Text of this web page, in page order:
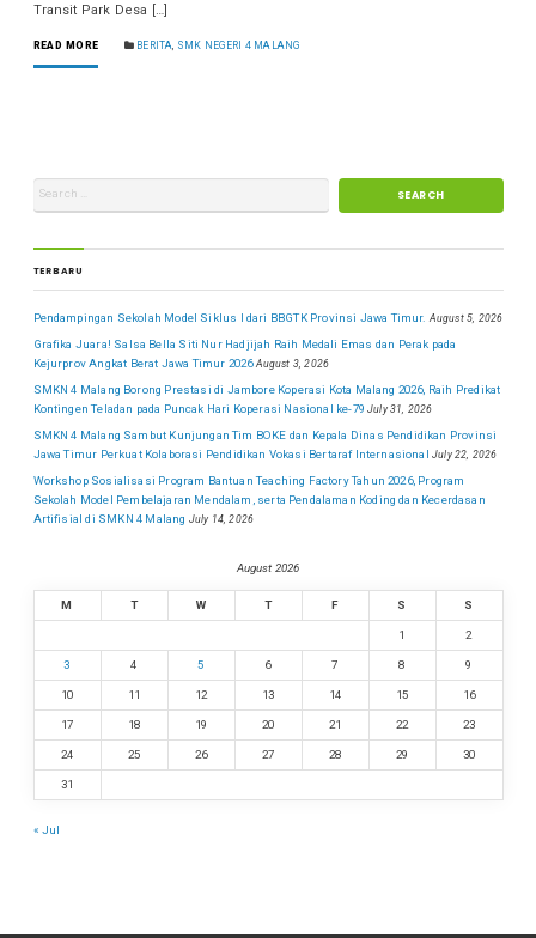
Transit Park Desa […]
READ MORE BERITA SMK NEGERI 4 MALANG
TERBARU
Pendampingan Sekolah Model Siklus I dari BBGTK Provinsi Jawa Timur. August 5, 2026
Grafika Juara! Salsa Bella Siti Nur Hadjijah Raih Medali Emas dan Perak pada
Kejurprov Angkat Berat Jawa Timur 2026 August 3, 2026
SMKN 4 Malang Borong Prestasi di Jambore Koperasi Kota Malang 2026, Raih Predikat
Kontingen Teladan pada Puncak Hari Koperasi Nasional ke-79 July 31, 2026
SMKN 4 Malang Sambut Kunjungan Tim BOKE dan Kepala Dinas Pendidikan Provinsi
Jawa Timur Perkuat Kolaborasi Pendidikan Vokasi Bertaraf Internasional July 22, 2026
Workshop Sosialisasi Program Bantuan Teaching Factory Tahun 2026, Program
Sekolah Model Pembelajaran Mendalam, serta Pendalaman Koding dan Kecerdasan
Artifisial di SMKN 4 Malang July 14, 2026
August 2026
M T W T F S S
1 2
3 4 5 6 7 8 9
10 11 12 13 14 15 16
17 18 19 20 21 22 23
24 25 26 27 28 29 30
31
« Jul